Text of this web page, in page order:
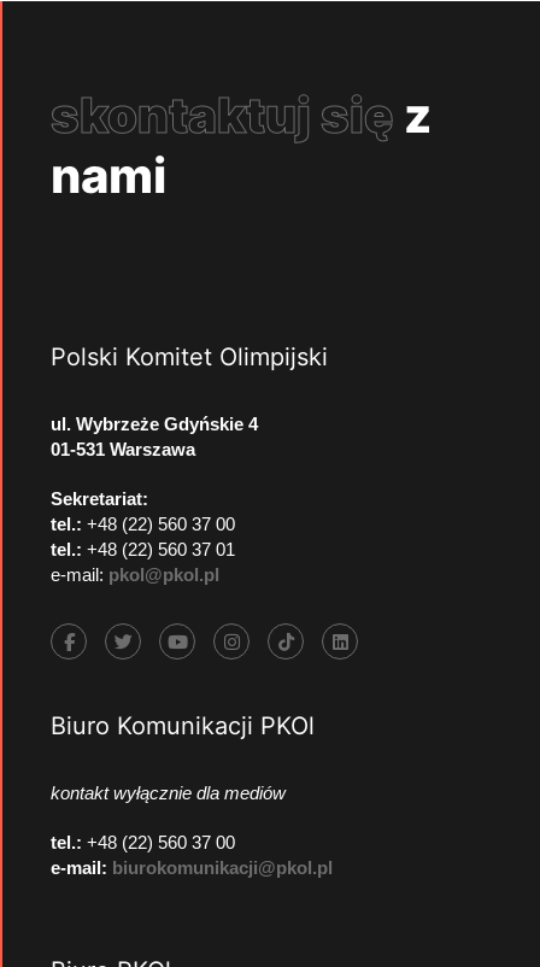
skontaktuj się z
nami
Polski Komitet Olimpijski
ul. Wybrzeże Gdyńskie 4
01-531 Warszawa
Sekretariat:
tel.: +48 (22) 560 37 00
tel.: +48 (22) 560 37 01
e-mail: pkol@pkol.pl
Biuro Komunikacji PKOl
kontakt wyłącznie dla mediów
tel.: +48 (22) 560 37 00
e-mail: biurokomunikacji@pkol.pl